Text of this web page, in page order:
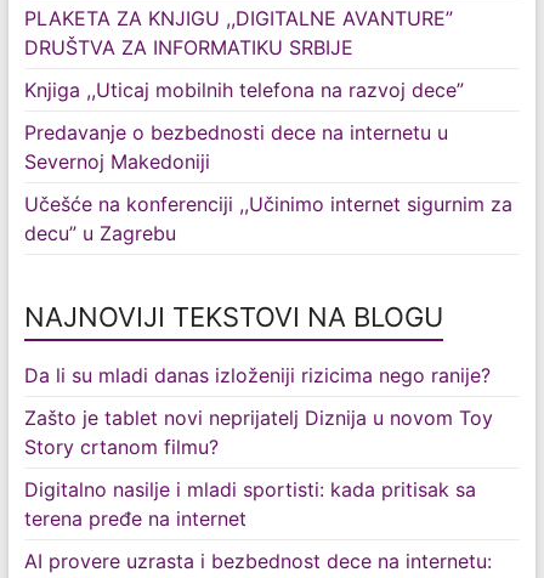
PLAKETA ZA KNJIGU ,,DIGITALNE AVANTURE”
DRUŠTVA ZA INFORMATIKU SRBIJE
Knjiga ,,Uticaj mobilnih telefona na razvoj dece”
Predavanje o bezbednosti dece na internetu u
Severnoj Makedoniji
Učešće na konferenciji ,,Učinimo internet sigurnim za
decu” u Zagrebu
NAJNOVIJI TEKSTOVI NA BLOGU
Da li su mladi danas izloženiji rizicima nego ranije?
Zašto je tablet novi neprijatelj Diznija u novom Toy
Story crtanom filmu?
Digitalno nasilje i mladi sportisti: kada pritisak sa
terena pređe na internet
AI provere uzrasta i bezbednost dece na internetu: